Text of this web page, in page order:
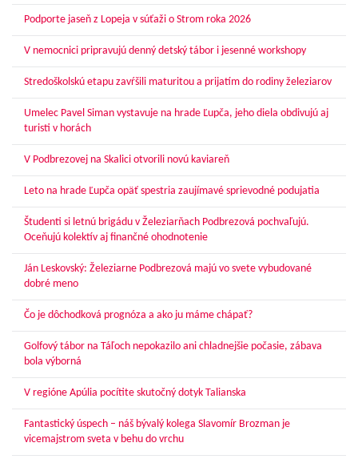
Podporte jaseň z Lopeja v súťaži o Strom roka 2026
V nemocnici pripravujú denný detský tábor i jesenné workshopy
Stredoškolskú etapu zavŕšili maturitou a prijatím do rodiny železiarov
Umelec Pavel Siman vystavuje na hrade Ľupča, jeho diela obdivujú aj
turisti v horách
V Podbrezovej na Skalici otvorili novú kaviareň
Leto na hrade Ľupča opäť spestria zaujímavé sprievodné podujatia
Študenti si letnú brigádu v Železiarňach Podbrezová pochvaľujú.
Oceňujú kolektív aj finančné ohodnotenie
Ján Leskovský: Železiarne Podbrezová majú vo svete vybudované
dobré meno
Čo je dôchodková prognóza a ako ju máme chápať?
Golfový tábor na Táľoch nepokazilo ani chladnejšie počasie, zábava
bola výborná
V regióne Apúlia pocítite skutočný dotyk Talianska
Fantastický úspech – náš bývalý kolega Slavomír Brozman je
vicemajstrom sveta v behu do vrchu